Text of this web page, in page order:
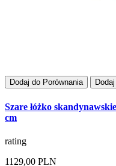
Dodaj do Porównania
Szare łóżko
cm
rating
1129,00 PLN